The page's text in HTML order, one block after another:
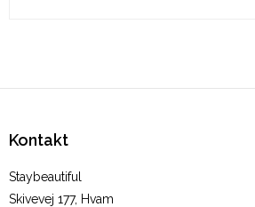
Kontakt
Staybeautiful
Skivevej 177, Hvam